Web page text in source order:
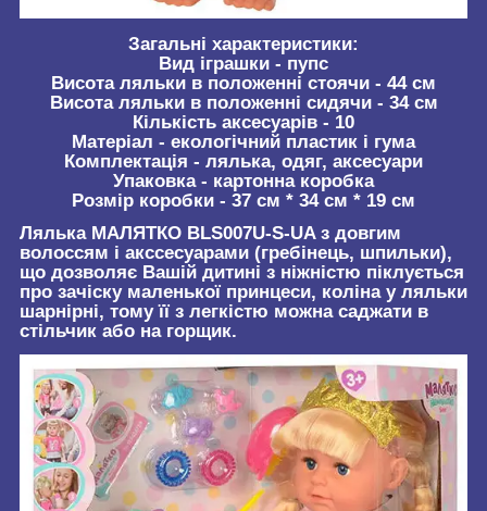
Загальні характеристики:
Вид іграшки - пупс
Висота ляльки в положенні стоячи - 44 см
Висота ляльки в положенні сидячи - 34 см
Кількість аксесуарів - 10
Матеріал - екологічний пластик і гума
Комплектація - лялька, одяг, аксесуари
Упаковка - картонна коробка
Розмір коробки - 37 см * 34 см * 19 см
Лялька МАЛЯТКО BLS007U-S-UA з довгим
волоссям і акссесуарами (гребінець, шпильки),
що дозволяє Вашій дитині з ніжністю піклується
про зачіску маленької принцеси, коліна у ляльки
шарнірні, тому її з легкістю можна саджати в
стільчик або на горщик.